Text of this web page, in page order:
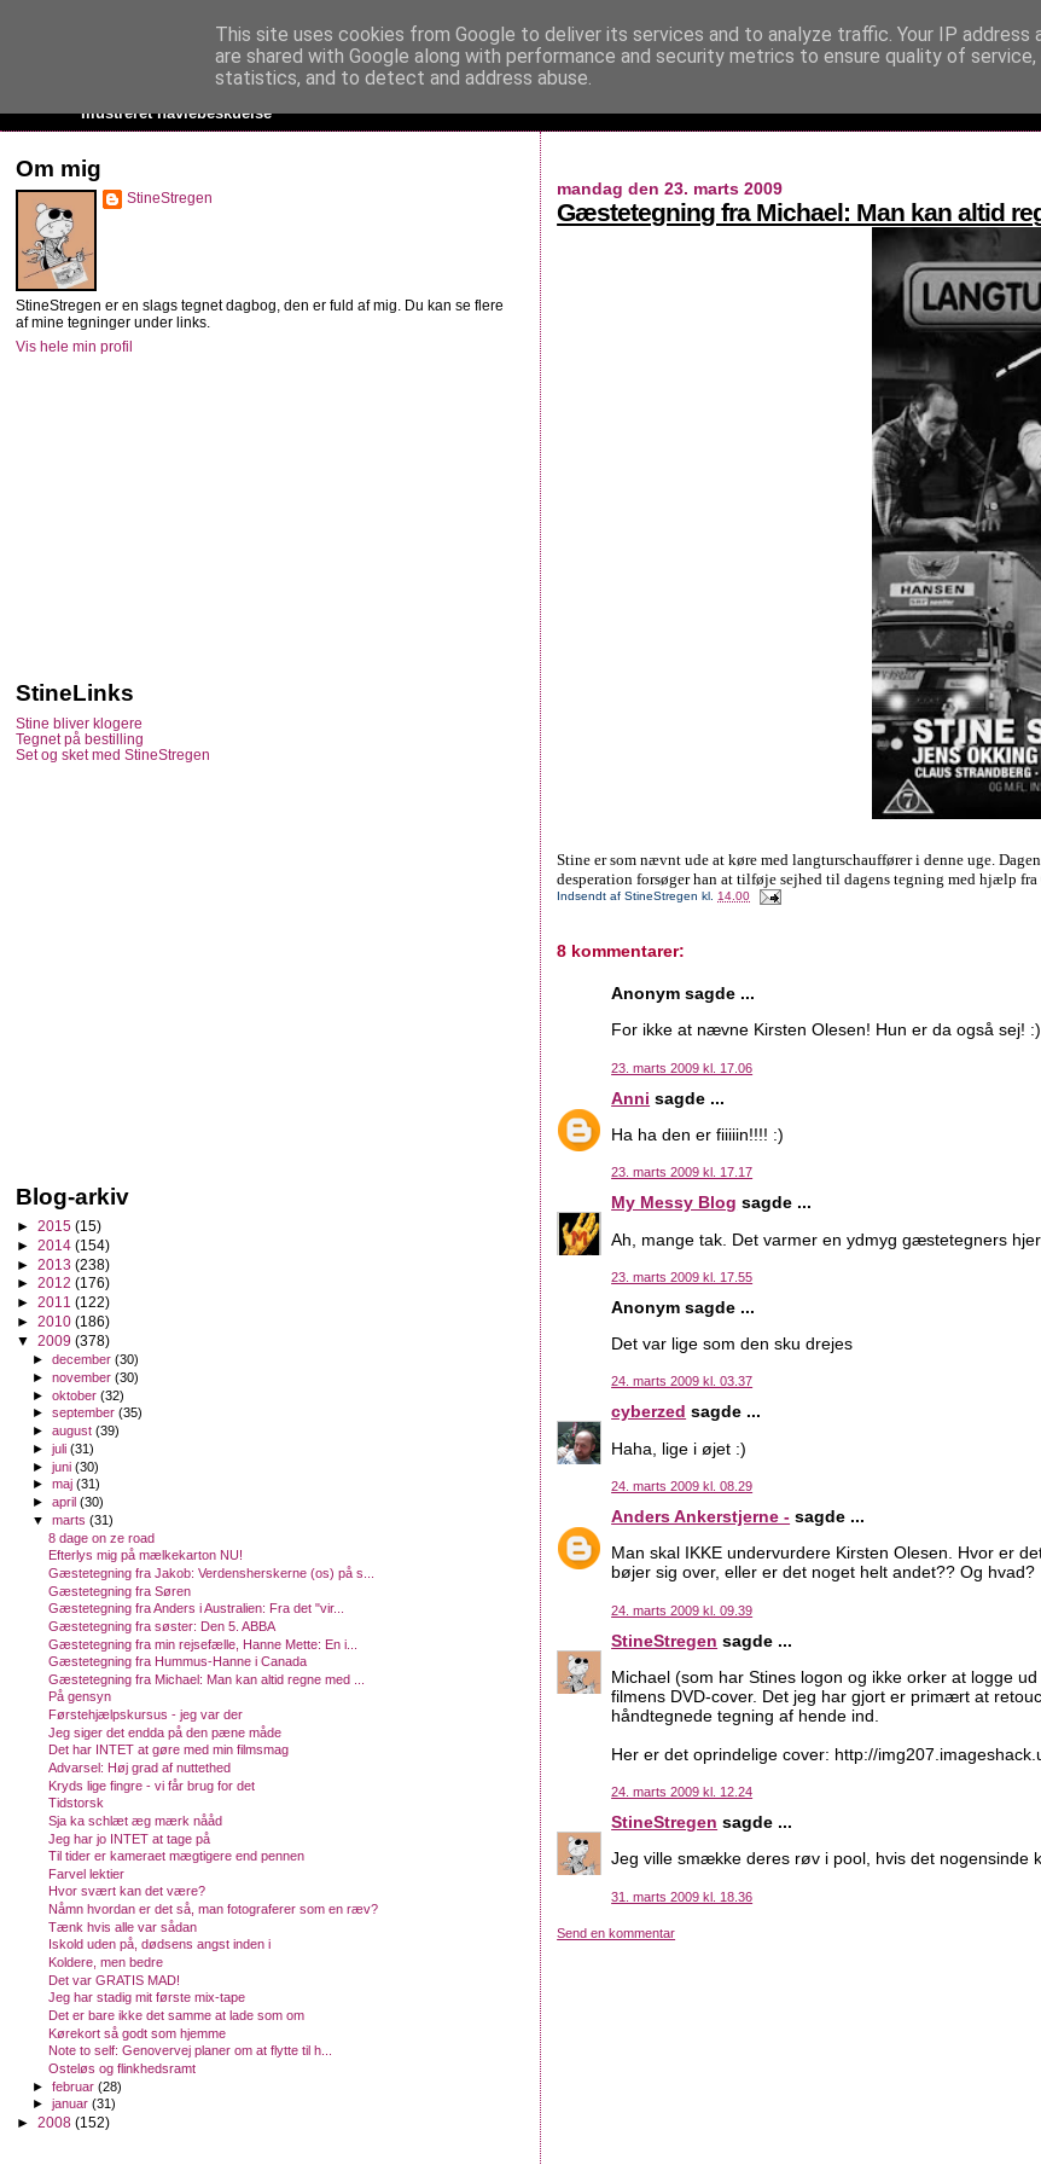
StineStregen
Illustreret navlebeskuelse
mandag den 23. marts 2009
Gæstetegning fra Michael: Man kan altid
Stine er som nævnt ude at køre med langturschauffører i denne uge.
desperation forsøger han at tilføje sejhed til dagens tegning med hjælp
Indsendt afStineStregen kl.14.00
8 kommentarer:
Anonym sagde ...
For ikke at nævne Kirsten Olesen! Hun er da også sej! :)
23. marts 2009 kl. 17.06
Anni sagde ...
Ha ha den er fiiiiin!!!! :)
23. marts 2009 kl. 17.17
My Messy Blog sagde ...
Ah, mange tak. Det varmer en ydmyg gæstetegners
23. marts 2009 kl. 17.55
Anonym sagde ...
Det var lige som den sku drejes
24. marts 2009 kl. 03.37
cyberzed sagde ...
Haha, lige i øjet :)
24. marts 2009 kl. 08.29
Anders Ankerstjerne - sagde ...
Man skal IKKE undervurdere Kirsten Olesen. Hvor er
bøjer sig over, eller er det noget helt andet?? Og hvad?
24. marts 2009 kl. 09.39
StineStregen sagde ...
Michael (som har Stines logon og ikke orker at logge
filmens DVD-cover. Det jeg har gjort er primært at
håndtegnede tegning af hende ind.
Her er det oprindelige cover: http://
24. marts 2009 kl. 12.24
StineStregen sagde ...
Jeg ville smække deres røv i pool, hvis det nogensinde
31. marts 2009 kl. 18.36
Send en kommentar
Om mig
StineStregen
StineStregen er en slags tegnet dagbog, den er fuld af mig. Du kan se flere
af mine tegninger under links.
Vis hele min profil
StineLinks
Stine bliver klogere
Tegnet på bestilling
Set og sket med StineStregen
Blog-arkiv
► 2015 (15)
► 2014 (154)
► 2013 (238)
► 2012 (176)
► 2011 (122)
► 2010 (186)
▼ 2009 (378)
►december(30)
►november(30)
►oktober(32)
►september(35)
►august(39)
►juli(31)
►juni(30)
►maj(31)
►april(30)
▼marts(31)
8 dage on ze road
Efterlys mig på mælkekarton NU!
Gæstetegning fra Jakob: Verdensherskerne (os) på s...
Gæstetegning fra Søren
Gæstetegning fra Anders i Australien: Fra det "vir...
Gæstetegning fra søster: Den 5. ABBA
Gæstetegning fra min rejsefælle, Hanne Mette: En i...
Gæstetegning fra Hummus-Hanne i Canada
Gæstetegning fra Michael: Man kan altid regne med ...
På gensyn
Førstehjælpskursus - jeg var der
Jeg siger det endda på den pæne måde
Det har INTET at gøre med min filmsmag
Advarsel: Høj grad af nuttethed
Kryds lige fingre - vi får brug for det
Tidstorsk
Sja ka schlæt æg mærk nååd
Jeg har jo INTET at tage på
Til tider er kameraet mægtigere end pennen
Farvel lektier
Hvor svært kan det være?
Nåmn hvordan er det så, man fotograferer som en ræv?
Tænk hvis alle var sådan
Iskold uden på, dødsens angst inden i
Koldere, men bedre
Det var GRATIS MAD!
Jeg har stadig mit første mix-tape
Det er bare ikke det samme at lade som om
Kørekort så godt som hjemme
Note to self: Genovervej planer om at flytte til h...
Osteløs og flinkhedsramt
►februar(28)
►januar(31)
► 2008 (152)
This site uses cookies from Google to deliver its services and to analyze traffic. Your IP address
are shared with Google along with performance and security metrics to ensure quality of service,
statistics, and to detect and address abuse.